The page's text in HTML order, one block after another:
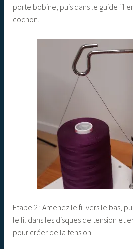
porte bobine, puis dans le guide fil
cochon.
Etape 2 : Amenez le fil vers le bas,
le fil dans les disques de tension et
pour créer de la tension.